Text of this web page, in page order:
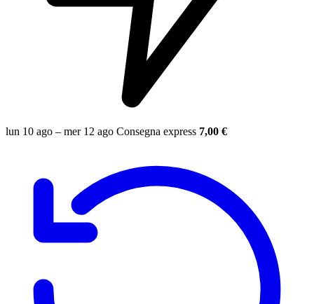
lun 10 ago – mer 12 ago Consegna express 7,00 €